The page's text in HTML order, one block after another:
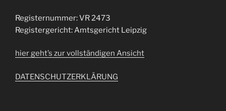
Registernummer: VR 2473
Registergericht: Amtsgericht Leipzig
hier geht’s zur vollständigen Ansicht
DATENSCHUTZERKLÄRUNG